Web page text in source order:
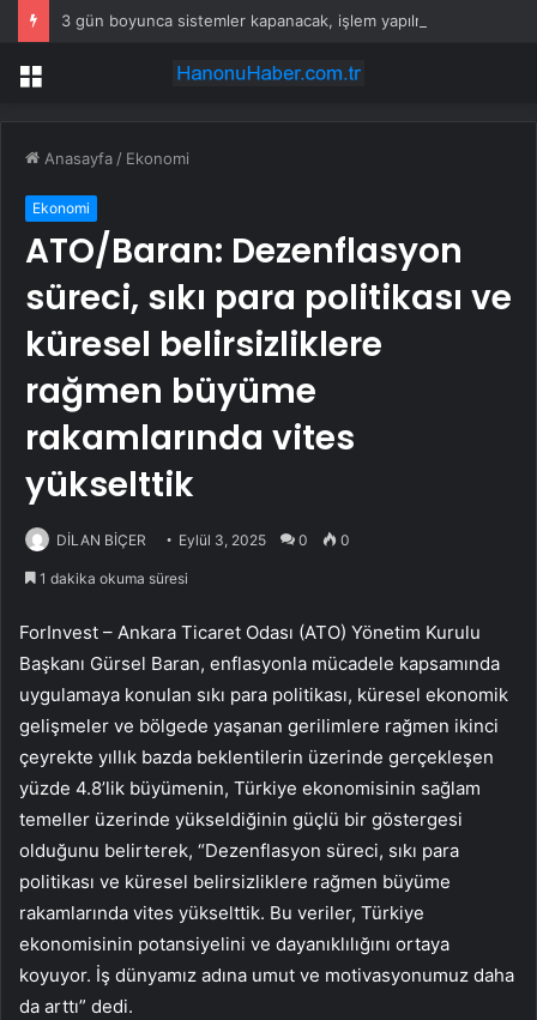
3 gün boyunca sistemler kapanacak, işlem yapılmayacak
Menü
Anasayfa / Ekonomi
Ekonomi
ATO/Baran: Dezenflasyon
süreci, sıkı para politikası ve
küresel belirsizliklere
rağmen büyüme
rakamlarında vites
yükselttik
DİLAN BİÇER Eylül 3, 2025 0 0
1 dakika okuma süresi
ForInvest – Ankara Ticaret Odası (ATO) Yönetim Kurulu
Başkanı Gürsel Baran, enflasyonla mücadele kapsamında
uygulamaya konulan sıkı para politikası, küresel ekonomik
gelişmeler ve bölgede yaşanan gerilimlere rağmen ikinci
çeyrekte yıllık bazda beklentilerin üzerinde gerçekleşen
yüzde 4.8’lik büyümenin, Türkiye ekonomisinin sağlam
temeller üzerinde yükseldiğinin güçlü bir göstergesi
olduğunu belirterek, “Dezenflasyon süreci, sıkı para
politikası ve küresel belirsizliklere rağmen büyüme
rakamlarında vites yükselttik. Bu veriler, Türkiye
ekonomisinin potansiyelini ve dayanıklılığını ortaya
koyuyor. İş dünyamız adına umut ve motivasyonumuz daha
da arttı” dedi.